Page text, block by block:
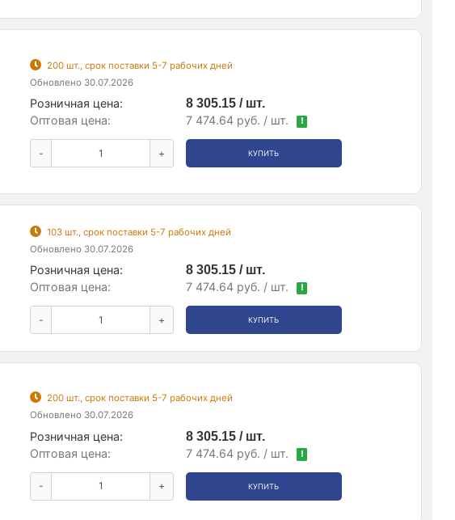
200 шт., срок поставки 5-7 рабочих дней
Обновлено 30.07.2026
Розничная цена:
8 305.15 / шт.
Оптовая цена:
7 474.64 руб. / шт. !
- + КУПИТЬ
103 шт., срок поставки 5-7 рабочих дней
Обновлено 30.07.2026
Розничная цена:
8 305.15 / шт.
Оптовая цена:
7 474.64 руб. / шт. !
- + КУПИТЬ
200 шт., срок поставки 5-7 рабочих дней
Обновлено 30.07.2026
Розничная цена:
8 305.15 / шт.
Оптовая цена:
7 474.64 руб. / шт. !
- + КУПИТЬ